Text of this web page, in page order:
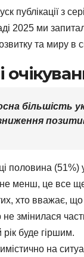
публікації з
2025 ми
та миру в
більшість
половина (51%)
менш, це все ще
хто вважає,
не змінилася
рік буде гіршим.
на